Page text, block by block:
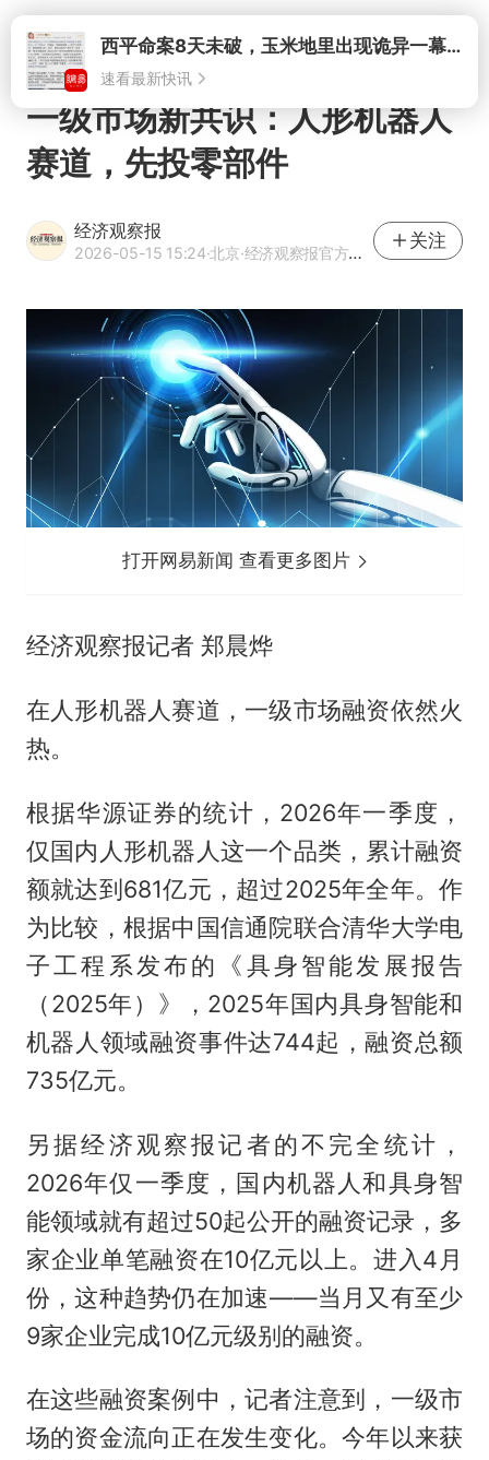
打开西平命案8天未破，玉米地里出现诡异一幕，我突然想起了欧金中
速看最新快讯
一级市场新共识：人形机器人
赛道，先投零部件
经济观察报
2026-05-15 15:24·北京·经济观察报官方网易号
关注
打开网易新闻 查看更多图片
经济观察报记者 郑晨烨
在人形机器人赛道，一级市场融资依然火
热。
根据华源证券的统计，2026年一季度，
仅国内人形机器人这一个品类，累计融资
额就达到681亿元，超过2025年全年。作
为比较，根据中国信通院联合清华大学电
子工程系发布的《具身智能发展报告
（2025年）》，2025年国内具身智能和
机器人领域融资事件达744起，融资总额
735亿元。
另据经济观察报记者的不完全统计，
2026年仅一季度，国内机器人和具身智
能领域就有超过50起公开的融资记录，多
家企业单笔融资在10亿元以上。进入4月
份，这种趋势仍在加速——当月又有至少
9家企业完成10亿元级别的融资。
在这些融资案例中，记者注意到，一级市
场的资金流向正在发生变化。今年以来获